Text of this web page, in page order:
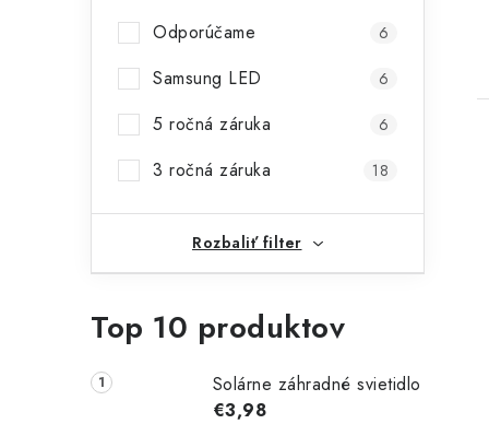
Odporúčame 6
Samsung LED 6
5 ročná záruka 6
3 ročná záruka 18
Rozbaliť filter
Top 10 produktov
Solárne záhradné svietidlo
€3,98